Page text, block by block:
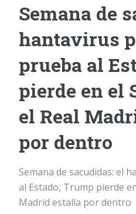
Semana de
hantavirus
prueba al
pierde en el
el Real
por dentro
Semana de sacudidas: el
al Estado, Trump pierde
Madrid estalla por dentro